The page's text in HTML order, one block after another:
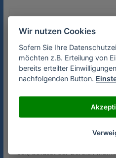
Das Pflichtenheft
Sobald das Lastenheft
technische Umsetzung mit
Pflichtenheft ist
Mehr Infos
Das Lastenheft
soll, befasst der Bereich
Wir nutzen Cookies
Sofern Sie Ihre
möchten z.B. Erteilung von
bereits erteilter
nachfolgenden Button.